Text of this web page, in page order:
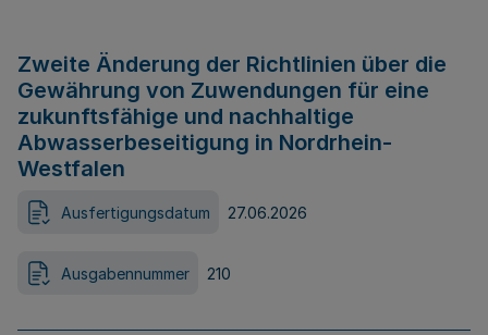
Zweite Änderung der Richtlinien über die
Gewährung von Zuwendungen für eine
zukunftsfähige und nachhaltige
Abwasserbeseitigung in Nordrhein-
Westfalen
Ausfertigungsdatum 27.06.2026
Ausgabennummer 210